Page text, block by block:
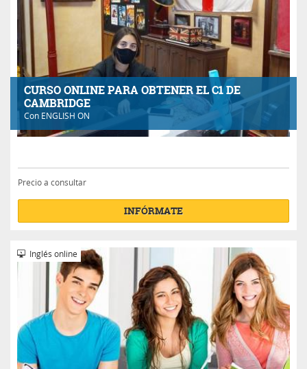
CURSO ONLINE PARA OBTENER EL C1 DE
CAMBRIDGE
Con ENGLISH ON
Precio a consultar
INFÓRMATE
Inglés online